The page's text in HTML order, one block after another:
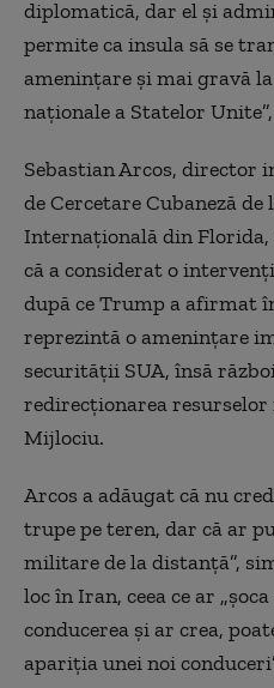
diplomatică, dar el și
permite ca insula să se
amenințare și mai gravă
naționale a Statelor
Sebastian Arcos,
de Cercetare Cubaneză
Internațională din
că a considerat o
după ce Trump a afirmat
reprezintă o amenințare
securității SUA, însă
redirecționarea
Mijlociu.
Arcos a adăugat că nu
trupe pe teren, dar că ar
militare de la distanță”,
loc în Iran, ceea ce ar
conducerea și ar crea,
apariția unei noi